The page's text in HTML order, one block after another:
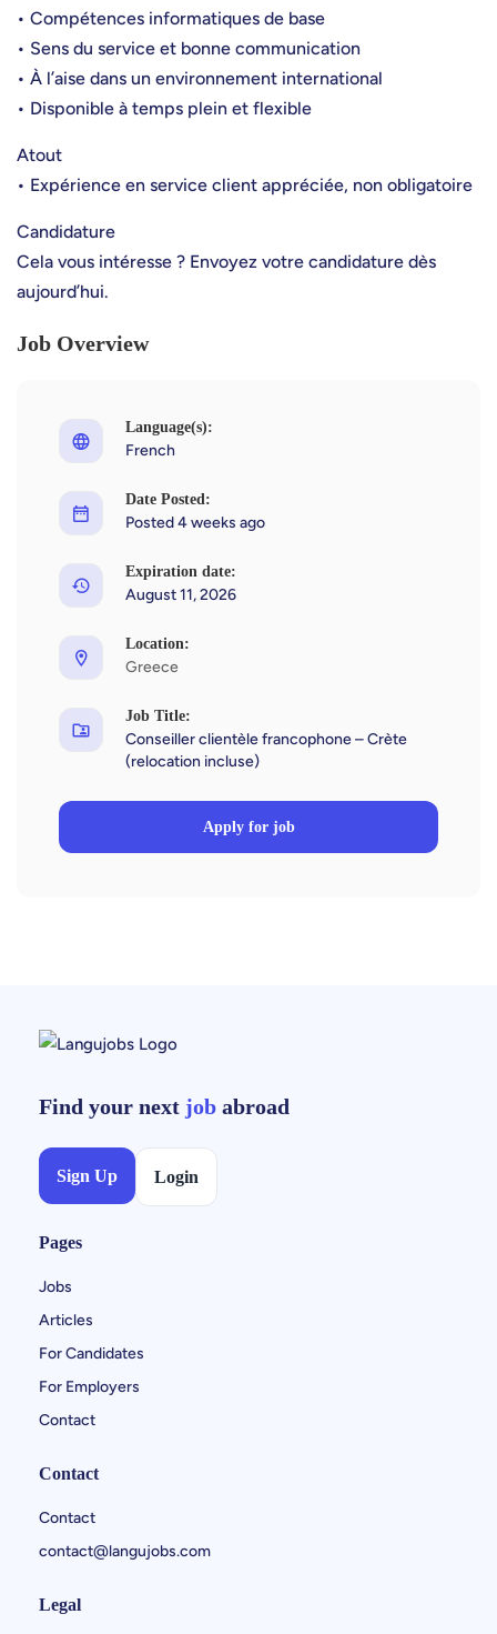
• Compétences informatiques de base
• Sens du service et bonne communication
• À l’aise dans un environnement international
• Disponible à temps plein et flexible
Atout
• Expérience en service client appréciée, non obligatoire
Candidature
Cela vous intéresse ? Envoyez votre candidature dès
aujourd’hui.
Job Overview
Language(s):
French
Date Posted:
Posted 4 weeks ago
Expiration date:
August 11, 2026
Location:
Greece
Job Title:
Conseiller clientèle francophone – Crète
(relocation incluse)
Apply for job
Find your next job abroad
Sign Up Login
Pages
Jobs
Articles
For Candidates
For Employers
Contact
Contact
Contact
contact@langujobs.com
Legal